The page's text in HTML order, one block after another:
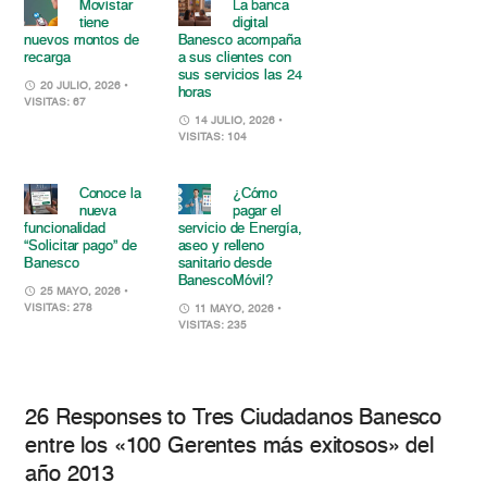
Movistar
tiene
nuevos montos de
recarga
20 JULIO, 2026 •
VISITAS: 67
La banca
digital
Banesco acompaña
a sus clientes con
sus servicios las 24
horas
14 JULIO, 2026 •
VISITAS: 104
Conoce la
nueva
funcionalidad
“Solicitar pago” de
Banesco
25 MAYO, 2026 •
VISITAS: 278
¿Cómo
pagar el
servicio de Energía,
aseo y relleno
sanitario desde
BanescoMóvil?
11 MAYO, 2026 •
VISITAS: 235
26 Responses to Tres Ciudadanos Banesco
entre los «100 Gerentes más exitosos» del
año 2013